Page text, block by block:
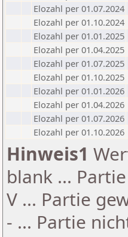
Elozahl per 01.07.2024
Elozahl per 01.10.2024
Elozahl per 01.01.2025
Elozahl per 01.04.2025
Elozahl per 01.07.2025
Elozahl per 01.10.2025
Elozahl per 01.01.2026
Elozahl per 01.04.2026
Elozahl per 01.07.2026
Elozahl per 01.10.2026
Hinweis1
blank ...
V ... Partie
- ... Partie